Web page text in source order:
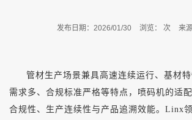
发布日期：2026/01/30 浏览： 次 来
管材生产场景兼具高速连续运行、基材
需求多、合规标准严格等特点，喷码机的适
合规性、生产连续性与产品追溯效能。 Linx